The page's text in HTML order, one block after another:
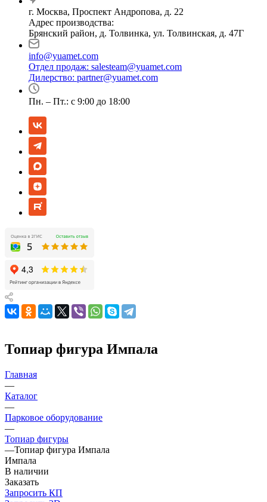
г. Москва, Проспект Андропова, д. 22
Адрес производства:
Брянский район, д. Толвинка, ул. Толвинская, д. 47Г
info@yuamet.com
Отдел продаж: salesteam@yuamet.com
Дилерство: partner@yuamet.com
Пн. – Пт.: с 9:00 до 18:00
Топиар фигура Импала
Главная
—
Каталог
—
Парковое оборудование
—
Топиар фигуры
—Топиар фигура Импала
Импала
В наличии
Заказать
Запросить КП